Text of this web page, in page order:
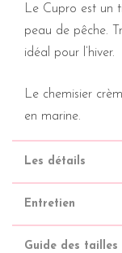
Le Cupro est un
peau de pêche.
idéal pour l’hiver.
Le chemisier
en marine.
Les détails
Entretien
Guide des tailles